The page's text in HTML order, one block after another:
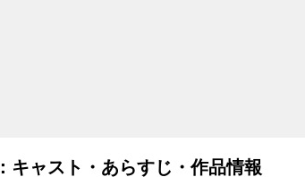
キャスト・あらすじ・作品情報